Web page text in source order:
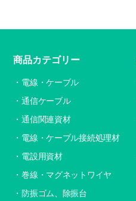
商品カテゴリー
電線・ケーブル
通信ケーブル
通信関連資材
電線・ケーブル接続処理材
電設用資材
巻線・マグネットワイヤ
防振ゴム、除振台